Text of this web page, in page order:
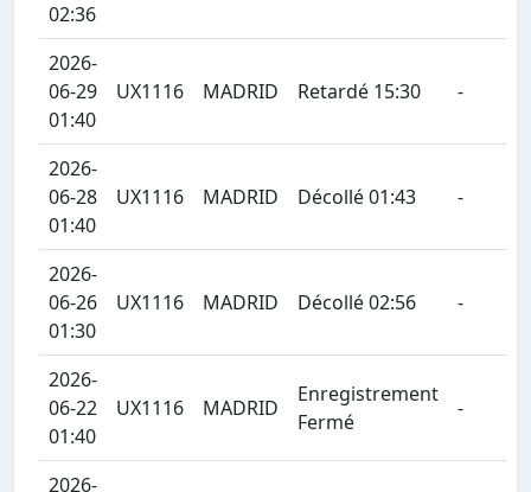
02:36
2026-
06-29
01:40
UX1116 MADRID Retardé 15:30 -
2026-
06-28
01:40
UX1116 MADRID Décollé 01:43 -
2026-
06-26
01:30
UX1116 MADRID Décollé 02:56 -
2026-
06-22
01:40
UX1116 MADRID
Enregistrement
Fermé
-
2026-